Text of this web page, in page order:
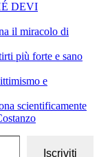
DEVI
il miracolo di
più forte e sano
e
scientificamente
Iscriviti